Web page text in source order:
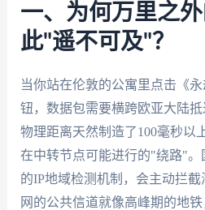
一、为何万里之
此"遥不可及"？
当你站在伦敦的公寓里点击《
钮，数据包需要横跨欧亚大陆抵
物理距离天然制造了100毫秒以
在中转节点可能进行的"绕路"
的IP地域检测机制，会主动拦
网的公共信道就像高峰期的地